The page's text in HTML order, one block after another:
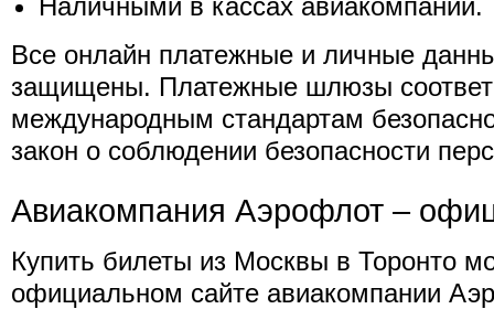
Наличными в кассах авиакомпании.
Все онлайн платежные и личные
защищены. Платежные шлюзы
международным стандартам
закон о соблюдении безопасности
Авиакомпания Аэрофлот –
Купить билеты из Москвы в Торонто
официальном сайте авиакомпании